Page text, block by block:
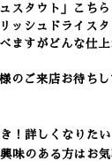
スタウト」こち
ッシュドライス
ますがどんな仕
のご来店お待ちし
！詳しくなりた
味のある方はお